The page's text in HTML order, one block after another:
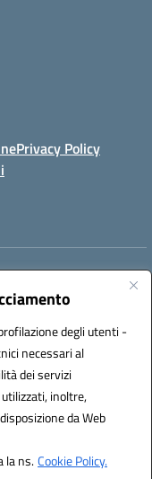
degli utenti -
necessari al
dei servizi
inoltre,
da Web
la ns.Cookie Policy.
Privacy Policy
Marini n. 33, Ancona
istsc_ANIS01200G